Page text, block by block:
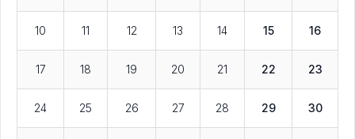
10 11 12 13 14 15 16
17 18 19 20 21 22 23
24 25 26 27 28 29 30